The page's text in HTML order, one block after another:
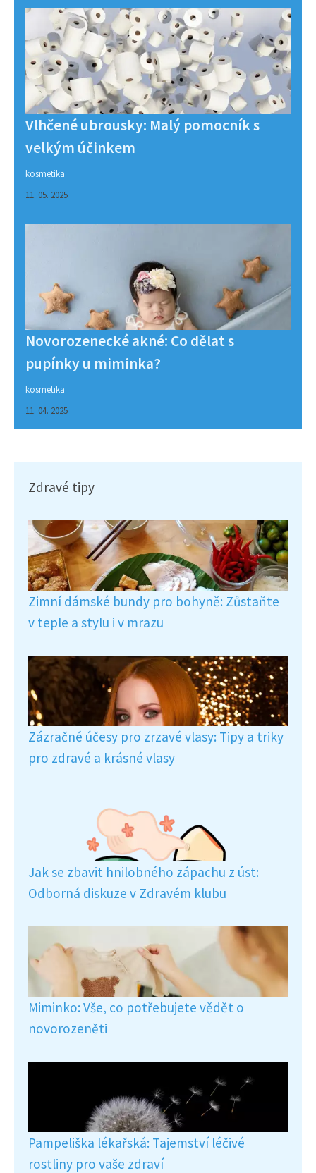
Vlhčené ubrousky: Malý pomocník s
velkým účinkem
kosmetika
11. 05. 2025
Novorozenecké akné: Co dělat s
pupínky u miminka?
kosmetika
11. 04. 2025
Zdravé tipy
Zimní dámské bundy pro bohyně: Zůstaňte
v teple a stylu i v mrazu
Zázračné účesy pro zrzavé vlasy: Tipy a triky
pro zdravé a krásné vlasy
Jak se zbavit hnilobného zápachu z úst:
Odborná diskuze v Zdravém klubu
Miminko: Vše, co potřebujete vědět o
novorozeněti
Pampeliška lékařská: Tajemství léčivé
rostliny pro vaše zdraví